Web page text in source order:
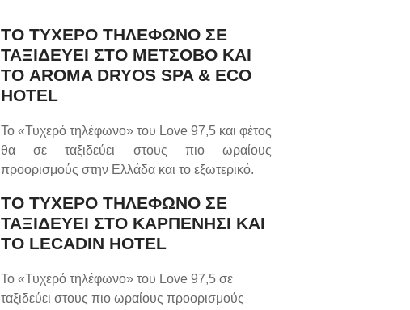
ΤΟ ΤΥΧΕΡΟ ΤΗΛΕΦΩΝΟ ΣΕ
ΤΑΞΙΔΕΥΕΙ ΣΤΟ ΜΕΤΣΟΒΟ ΚΑΙ
ΤΟ AROMA DRYOS SPA & ECO
HOTEL
Το «Τυχερό τηλέφωνο» του Love 97,5 και φέτος
θα σε ταξιδεύει στους πιο ωραίους
προορισμούς στην Ελλάδα και το εξωτερικό.
ΤΟ ΤΥΧΕΡΟ ΤΗΛΕΦΩΝΟ ΣΕ
ΤΑΞΙΔΕΥΕΙ ΣΤΟ ΚΑΡΠΕΝΗΣΙ ΚΑΙ
ΤΟ LECADIN HOTEL
Το «Τυχερό τηλέφωνο» του Love 97,5 σε
ταξιδεύει στους πιο ωραίους προορισμούς